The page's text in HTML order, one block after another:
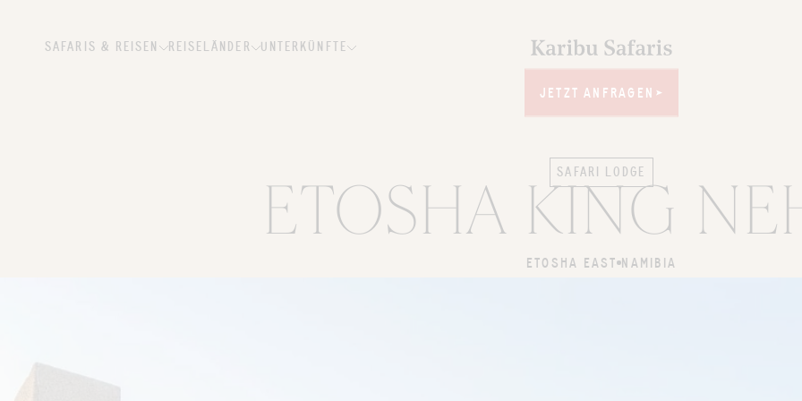
JETZT ANFRAGEN
JETZT ANFRAGEN
SAFARIS & REISEN REISELÄNDER UNTERKÜNFTE
SAFARI LODGE
ETOSHA KING
ETOSHA EAST NAMIBIA